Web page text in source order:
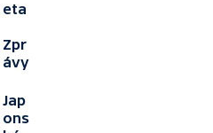
eta
Zpr
ávy
Jap
ons